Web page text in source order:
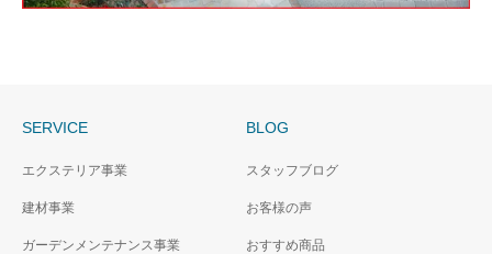
SERVICE
エクステリア事業
建材事業
ガーデンメンテナンス事業
BLOG
スタッフブログ
お客様の声
おすすめ商品